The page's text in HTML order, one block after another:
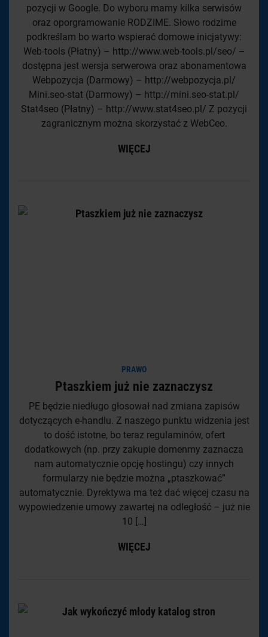
pozycji w Google. Do wyboru mamy kilka serwisów
oraz oporgramowanie RODZIME. Słowo rodzime
podkreślam bo warto wspierać domowe inicjatywy:
Web-tools (Płatny) – http://www.web-tools.pl/seo/ –
dostępna jest wersja serwerowa oraz abonamentowa
Webpozycja (Darmowy) – http://webpozycja.pl/
Mini.seo-stat (Darmowy) – http://mini.seo-stat.pl/
Stat4seo (Płatny) – http://www.stat4seo.pl/ Z pozycji
zagranicznym można skorzystać z WebCeo.
WIĘCEJ
PRAWO
Ptaszkiem już nie zaznaczysz
PE będzie niedługo głosował nad zmiana zapisów
dotyczących e-handlu. Z naszego punktu widzenia jest
to dość istotne, bo teraz regulaminów, ofert
dodatkowych (np. przy zakupie domenmy zaznacza
nam automatycznie opcję hostingu) czy innych
formularzy nie będzie można „ptaszkować”
automatycznie. Dyrektywa ma też dać więcej czasu na
wypowiedzenie umowy zawartej na odległość – już nie
10 […]
WIĘCEJ